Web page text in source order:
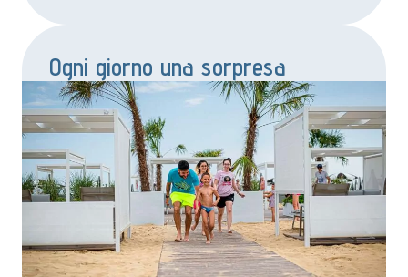
Ogni giorno una sorpresa